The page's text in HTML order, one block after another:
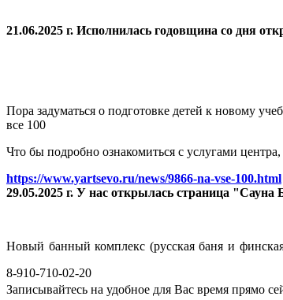
21.06.2025 г. Исполнилась годовщина со дня
Пора задуматься о подготовке детей к новому
все 100
Что бы подробно ознакомиться с услугами
https://www.yartsevo.ru/news/9866-na-vse-100.html
29.05.2025 г. У нас открылась страница "Сауна
Новый банный комплекс (русская баня и
8-910-710-02-20
Записывайтесь на удобное для Вас время прямо